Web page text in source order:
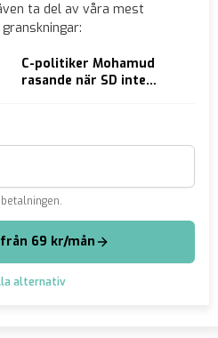
ta del av våra mest
C-politiker Mohamud
rasande när SD inte
69 kr/mån
alternativ